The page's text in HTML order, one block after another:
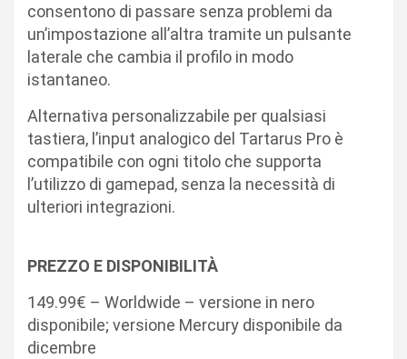
consentono di passare senza problemi da
un’impostazione all’altra tramite un pulsante
laterale che cambia il profilo in modo
istantaneo.
Alternativa personalizzabile per qualsiasi
tastiera, l’input analogico del Tartarus Pro è
compatibile con ogni titolo che supporta
l’utilizzo di gamepad, senza la necessità di
ulteriori integrazioni.
PREZZO E DISPONIBILITÀ
149.99€ – Worldwide – versione in nero
disponibile; versione Mercury disponibile da
dicembre